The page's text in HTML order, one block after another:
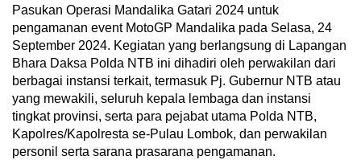
Pasukan Operasi Mandalika Gatari 2024 untuk
pengamanan event MotoGP Mandalika pada Selasa, 24
September 2024. Kegiatan yang berlangsung di Lapangan
Bhara Daksa Polda NTB ini dihadiri oleh perwakilan dari
berbagai instansi terkait, termasuk Pj. Gubernur NTB atau
yang mewakili, seluruh kepala lembaga dan instansi
tingkat provinsi, serta para pejabat utama Polda NTB,
Kapolres/Kapolresta se-Pulau Lombok, dan perwakilan
personil serta sarana prasarana pengamanan.